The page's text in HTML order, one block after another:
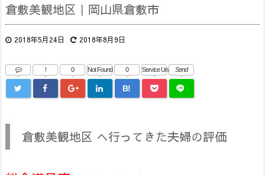
倉敷美観地区｜岡山県倉敷市
2018年5月24日 2018年8月9日
! 0 Not Found
B!
0 Service Una Send
倉敷美観地区 へ行ってきた夫婦の評価